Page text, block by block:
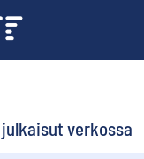
verkossa